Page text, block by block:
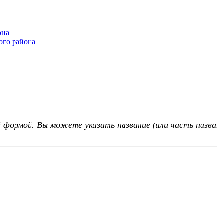
района
формой. Вы можете указать название (или часть